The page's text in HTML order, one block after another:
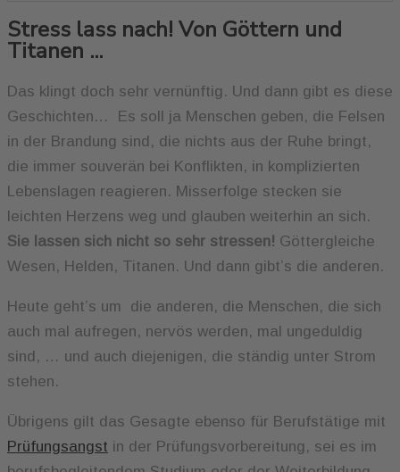
Stress lass nach! Von Göttern und
Titanen ...
Das klingt doch sehr vernünftig. Und dann gibt es diese
Geschichten… Es soll ja Menschen geben, die Felsen
in der Brandung sind, die nichts aus der Ruhe bringt,
die immer souverän bei Konflikten, in komplizierten
Lebenslagen reagieren. Misserfolge stecken sie
leichten Herzens weg und glauben weiterhin an sich.
Sie lassen sich nicht so sehr stressen! Göttergleiche
Wesen, Helden, Titanen. Und dann gibt’s die anderen.
Heute geht’s um die anderen, die Menschen, die sich
auch mal aufregen, nervös werden, mal ungeduldig
sind, … und auch diejenigen, die ständig unter Strom
stehen.
Übrigens gilt das Gesagte ebenso für Berufstätige mit
Prüfungsangst in der Prüfungsvorbereitung, sei es im